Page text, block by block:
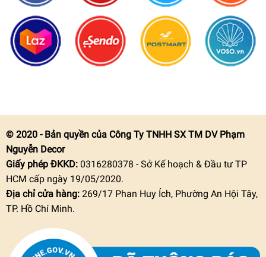
© 2020 - Bản quyền của Công Ty TNHH SX TM DV Phạm
Nguyễn Decor
Giấy phép ĐKKD:0316280378 - Sở Kế hoạch & Đầu tư TP
HCM cấp ngày 19/05/2020.
Địa chỉ cửa hàng: 269/17 Phan Huy Ích, Phường An Hội Tây,
TP. Hồ Chí Minh.